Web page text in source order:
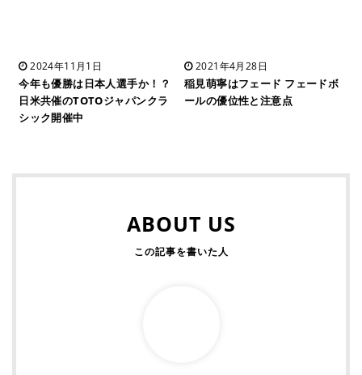
2024年11月1日
今年も優勝は日本人選手か！？
日米共催のTOTOジャパンクラ
シック開催中
2021年4月28日
稲見萌寧はフェード フェードボ
ールの優位性と注意点
ABOUT US